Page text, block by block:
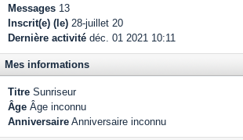
Messages 13
Inscrit(e) (le) 28-juillet 20
Dernière activité déc. 01 2021 10:11
Mes informations
Titre Sunriseur
Âge Âge inconnu
Anniversaire Anniversaire inconnu